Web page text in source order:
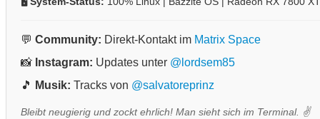
💬 Community: Direkt-Kontakt im Matrix Space
📸 Instagram: Updates unter @lordsem85
🎵
Musik: Tracks von @salvatoreprinz
Bleibt neugierig und zockt ehrlich! Man sieht sich im Terminal. ✌️